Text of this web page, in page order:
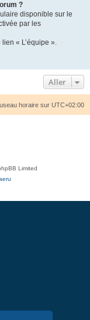
?
disponible sur le
par les
« L’équipe ».
Aller
horaire sur UTC+02:00
Limited